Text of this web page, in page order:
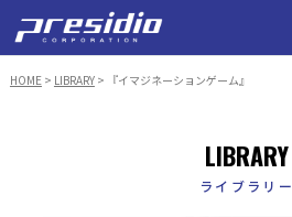
HOME> LIBRARY> 『イマジネーションゲーム』
LIBRARY
ライブラリー